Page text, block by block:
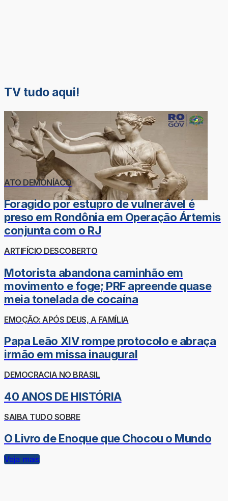
TV tudo aqui!
ATO DEMONÍACO
Foragido por estupro de vulnerável é
preso em Rondônia em Operação Ártemis
conjunta com o RJ
ARTIFÍCIO DESCOBERTO
Motorista abandona caminhão em
movimento e foge; PRF apreende quase
meia tonelada de cocaína
EMOÇÃO: APÓS DEUS, A FAMÍLIA
Papa Leão XIV rompe protocolo e abraça
irmão em missa inaugural
DEMOCRACIA NO BRASIL
40 ANOS DE HISTÓRIA
SAIBA TUDO SOBRE
O Livro de Enoque que Chocou o Mundo
Veja mais